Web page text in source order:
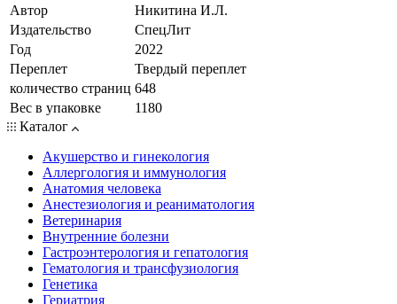
Автор
Никитина И.Л.
Издательство
СпецЛит
Год
2022
Переплет
Твердый переплет
количество страниц 648
Вес в упаковке
1180
Каталог
Акушерство и гинекология
Аллергология и иммунология
Анатомия человека
Анестезиология и реаниматология
Ветеринария
Внутренние болезни
Гастроэнтерология и гепатология
Гематология и трансфузиология
Генетика
Гериатрия